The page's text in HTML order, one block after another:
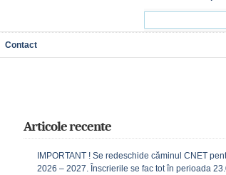
Contact
Articole recente
IMPORTANT ! Se redeschide căminul CNET
2026 – 2027. Înscrierile se fac tot în perioada